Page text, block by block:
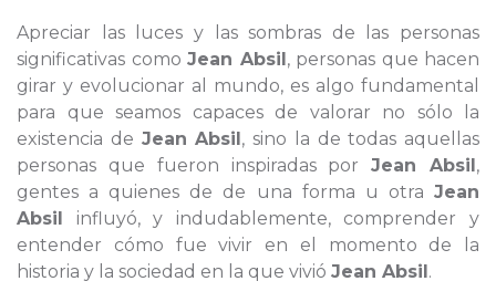
Apreciar las luces y las sombras de las personas
significativas como Jean Absil, personas que hacen
girar y evolucionar al mundo, es algo fundamental
para que seamos capaces de valorar no sólo la
existencia de Jean Absil, sino la de todas aquellas
personas que fueron inspiradas porJean Absil,
gentes a quienes de de una forma u otra Jean
Absil influyó, y indudablemente, comprender y
entender cómo fue vivir en el momento de la
historia y la sociedad en la que vivió Jean Absil.